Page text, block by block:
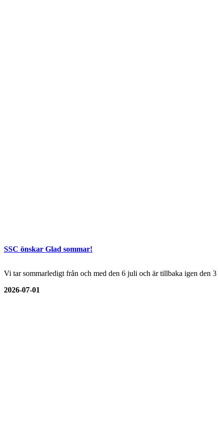
SSC önskar Glad sommar!
Vi tar sommarledigt från och med den 6 juli och är tillbaka igen den
2026-07-01